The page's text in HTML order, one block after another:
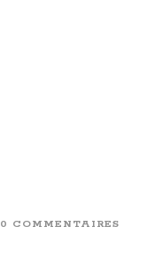
0 COMMENTAIRES